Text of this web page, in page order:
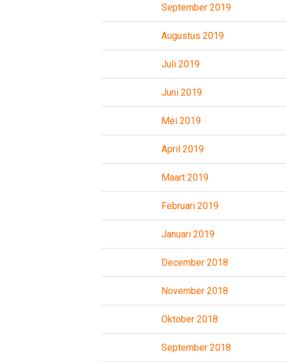
September 2019
Augustus 2019
Juli 2019
Juni 2019
Mei 2019
April 2019
Maart 2019
Februari 2019
Januari 2019
December 2018
November 2018
Oktober 2018
September 2018